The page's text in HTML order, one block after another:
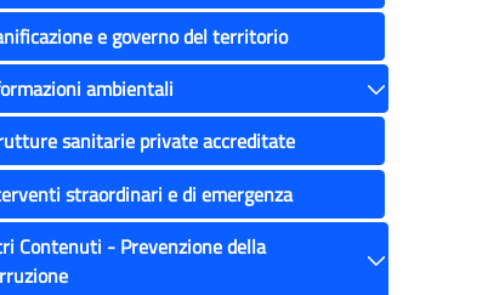
e governo del territorio
ambientali
Toggle
sanitarie private accreditate
straordinari e di emergenza
Contenuti - Prevenzione della